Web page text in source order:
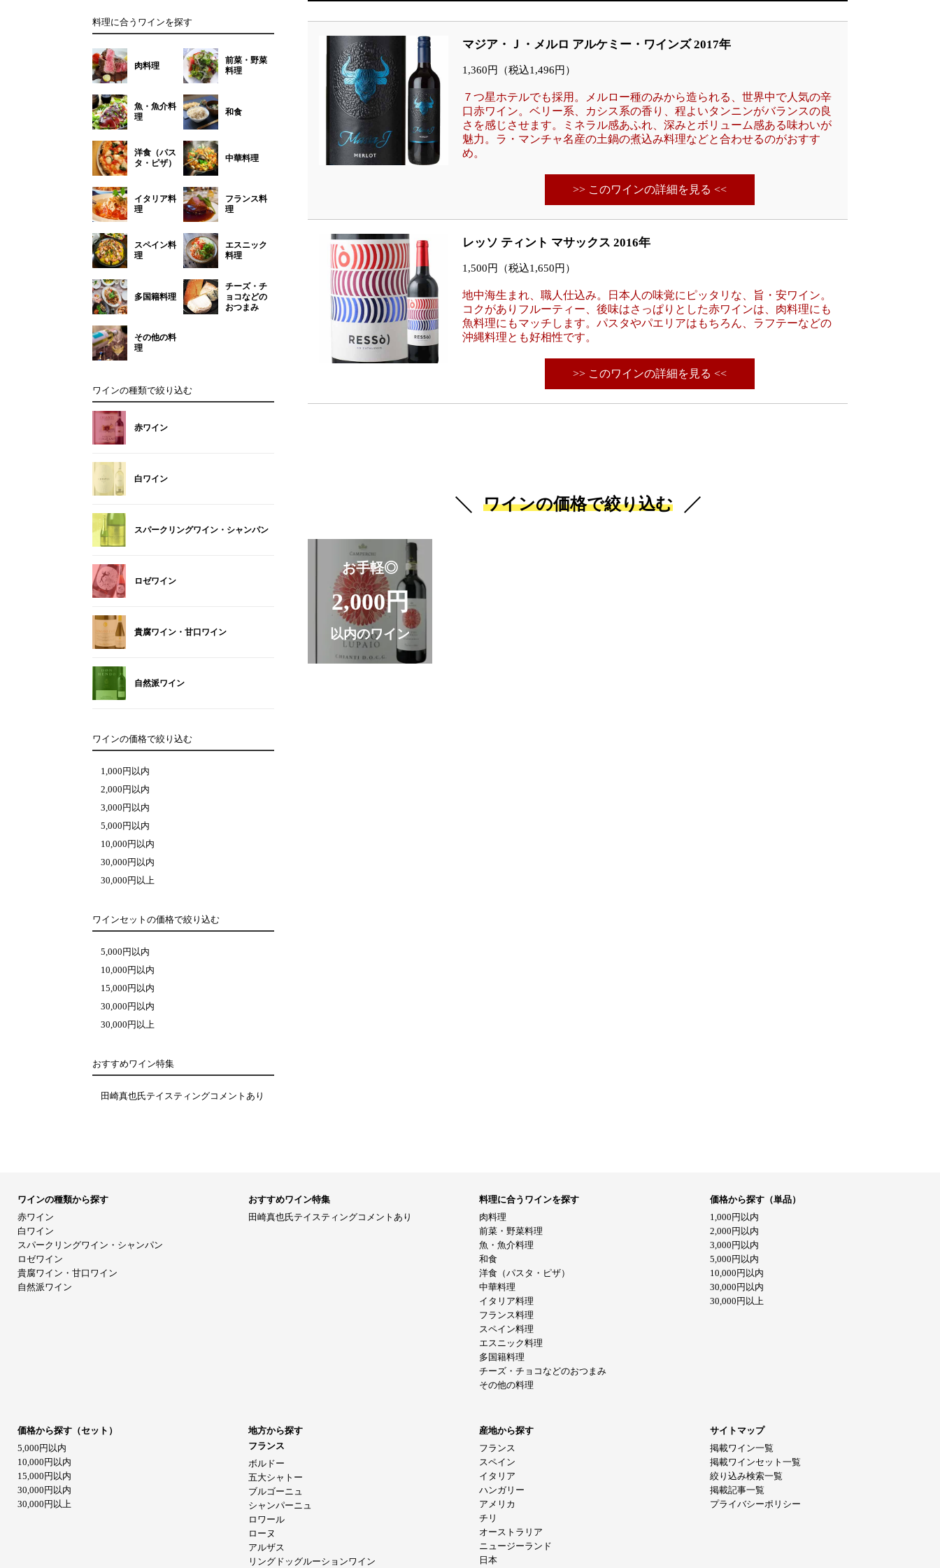
料理に合うワインを探す
肉料理
前菜・野菜
料理
魚・魚介料
理
和食
洋食（パス
タ・ピザ）
中華料理
イタリア料
理
フランス料
理
スペイン料
理
エスニック
料理
多国籍料理
チーズ・チ
ョコなどの
おつまみ
その他の料
理
ワインの種類で絞り込む
赤ワイン
白ワイン
スパークリングワイン・シャンパン
ロゼワイン
貴腐ワイン・甘口ワイン
自然派ワイン
ワインの価格で絞り込む
1,000円以内
2,000円以内
3,000円以内
5,000円以内
10,000円以内
30,000円以内
30,000円以上
ワインセットの価格で絞り込む
5,000円以内
10,000円以内
15,000円以内
30,000円以内
30,000円以上
おすすめワイン特集
田崎真也氏テイスティングコメントあり
マジア・Ｊ・メルロ アルケミー・ワインズ 2017年
1,360円（税込1,496円）
７つ星ホテルでも採用。メルロー種のみから造られる、世界中で人気の辛
口赤ワイン。ベリー系、カシス系の香り、程よいタンニンがバランスの良
さを感じさせます。ミネラル感あふれ、深みとボリューム感ある味わいが
魅力。ラ・マンチャ名産の土鍋の煮込み料理などと合わせるのがおすす
め。
>> このワインの詳細を見る <<
レッソ ティント マサックス 2016年
1,500円（税込1,650円）
地中海生まれ、職人仕込み。日本人の味覚にピッタリな、旨・安ワイン。
コクがありフルーティー、後味はさっぱりとした赤ワインは、肉料理にも
魚料理にもマッチします。パスタやパエリアはもちろん、ラフテーなどの
沖縄料理とも好相性です。
>> このワインの詳細を見る <<
ワインの価格で絞り込む
お手軽◎
2,000円
以内のワイン
ワインの種類から探す
赤ワイン
白ワイン
スパークリングワイン・シャンパン
ロゼワイン
貴腐ワイン・甘口ワイン
自然派ワイン
おすすめワイン特集
田崎真也氏テイスティングコメントあり
料理に合うワインを探す
肉料理
前菜・野菜料理
魚・魚介料理
和食
洋食（パスタ・ピザ）
中華料理
イタリア料理
フランス料理
スペイン料理
エスニック料理
多国籍料理
チーズ・チョコなどのおつまみ
その他の料理
価格から探す（単品）
1,000円以内
2,000円以内
3,000円以内
5,000円以内
10,000円以内
30,000円以内
30,000円以上
価格から探す（セット）
5,000円以内
10,000円以内
15,000円以内
30,000円以内
30,000円以上
地方から探す
フランス
ボルドー
五大シャトー
ブルゴーニュ
シャンパーニュ
ロワール
ローヌ
アルザス
リングドッグルーションワイン
産地から探す
フランス
スペイン
イタリア
ハンガリー
アメリカ
チリ
オーストラリア
ニュージーランド
日本
サイトマップ
掲載ワイン一覧
掲載ワインセット一覧
絞り込み検索一覧
掲載記事一覧
プライバシーポリシー